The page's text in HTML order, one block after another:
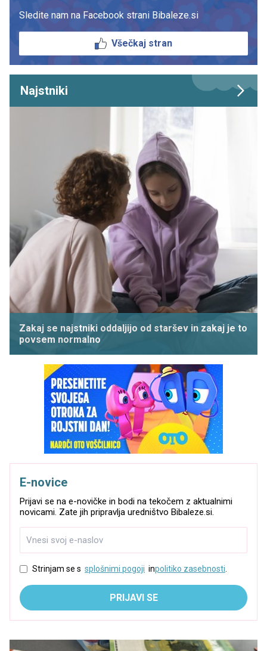
Sledite nam na Facebook strani Bibaleze.si
Všečkaj stran
Najstniki
Zakaj se najstniki oddaljijo od staršev in zakaj je to
povsem normalno
E-novice
Prijavi se na e-novičke in bodi na tekočem z aktualnimi
novicami. Zate jih pripravlja uredništvo Bibaleze.si.
Strinjam se s splošnimi pogoji inpolitiko zasebnosti
PRIJAVI SE